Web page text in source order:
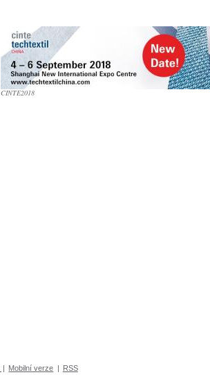
CINTE2018
| Mobilní verze | RSS